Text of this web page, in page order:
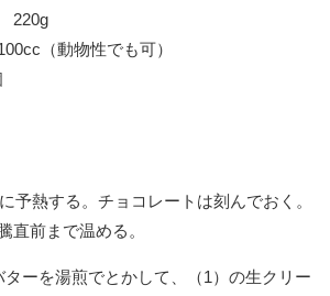
220g
（動物性でも可）
予熱する。チョコレートは刻んでおく。
直前まで温める。
ーを湯煎でとかして、（1）の生クリー